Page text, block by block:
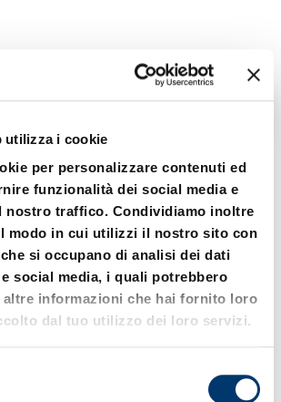
utilizza i cookie
per personalizzare contenuti ed
funzionalità dei social media e
nostro traffico. Condividiamo inoltre
modo in cui utilizzi il nostro sito con
si occupano di analisi dei dati
social media, i quali potrebbero
altre informazioni che hai fornito loro
dal tuo utilizzo dei loro servizi.
2490.94.14.01000.
2490.94.14.01000.006